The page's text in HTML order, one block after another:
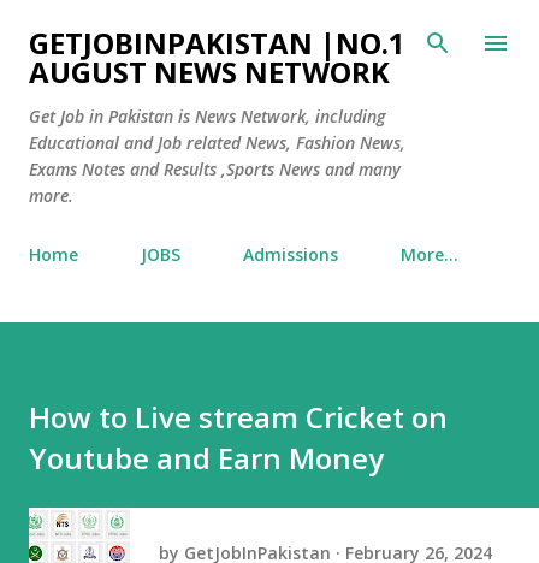
Skip to main content
GETJOBINPAKISTAN |NO.1
AUGUST NEWS NETWORK
Get Job in Pakistan is News Network, including
Educational and Job related News, Fashion News,
Exams Notes and Results ,Sports News and many
more.
Home JOBS Admissions More…
How to Live stream Cricket on
Youtube and Earn Money
by GetJobInPakistan February 26, 2024